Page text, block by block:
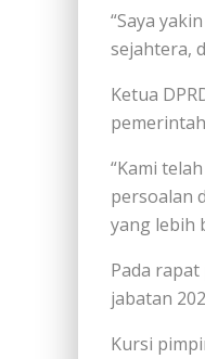
“Saya
sejahtera,
Ketua
“Kami
persoalan
yang lebih
Pada
jabatan
Kursi